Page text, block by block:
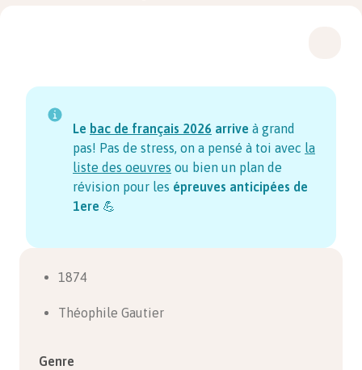
Le bac de français 2026 arrive à grand
pas! Pas de stress, on a pensé à toi avec la
liste des oeuvres ou bien un plan de
révision pour les épreuves anticipées de
1ere 💪
1874
Théophile Gautier
Genre